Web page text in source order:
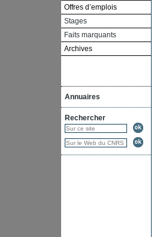
Offres d’emplois
Stages
Faits marquants
Archives
Annuaires
Rechercher